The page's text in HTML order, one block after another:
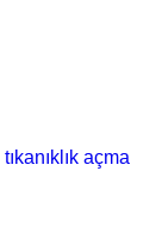
tıkanıklık açma